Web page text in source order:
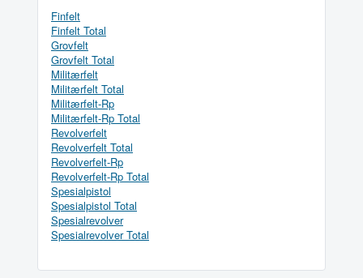
Finfelt
Finfelt Total
Grovfelt
Grovfelt Total
Militærfelt
Militærfelt Total
Militærfelt-Rp
Militærfelt-Rp Total
Revolverfelt
Revolverfelt Total
Revolverfelt-Rp
Revolverfelt-Rp Total
Spesialpistol
Spesialpistol Total
Spesialrevolver
Spesialrevolver Total